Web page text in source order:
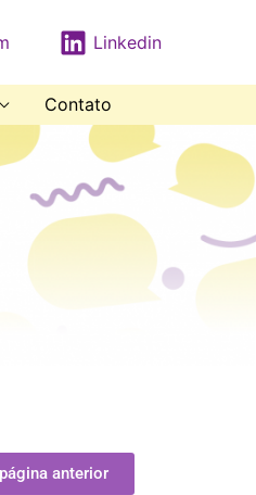
Linkedin
Contato
anterior